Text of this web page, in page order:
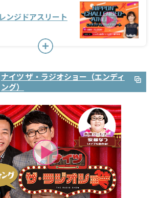
ンジドアスリート
ナイツ ザ・ラジオショー（エンディ
ング）